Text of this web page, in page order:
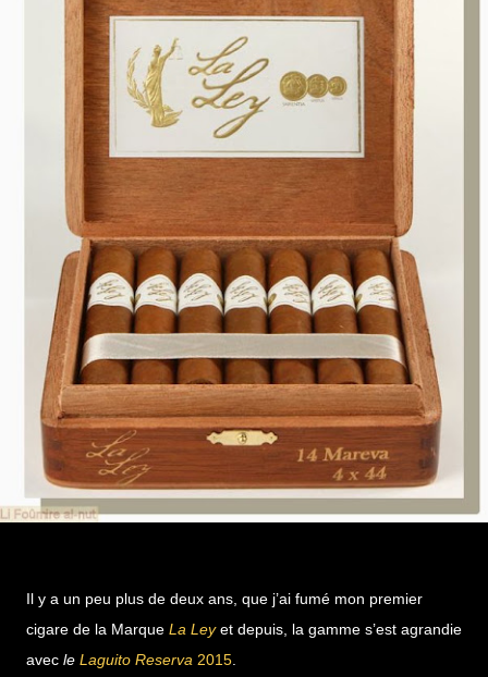
Il y a un peu plus de deux ans, que j’ai fumé mon premier
cigare de la Marque La Leyet depuis, la gamme s’est agrandie
avec le Laguito Reserva 2015